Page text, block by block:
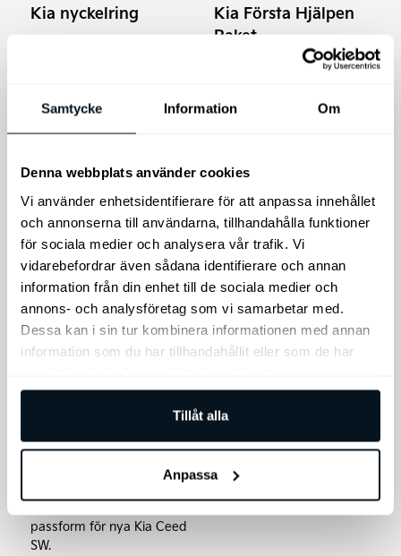
Samtycke Information Om
Denna webbplats använder cookies
Vi använder enhetsidentifierare för att anpassa innehållet
och annonserna till användarna, tillhandahålla funktioner
för sociala medier och analysera vår trafik. Vi
vidarebefordrar även sådana identifierare och annan
information från din enhet till de sociala medier och
annons- och analysföretag som vi samarbetar med.
Dessa kan i sin tur kombinera informationen med annan
information som du har tillhandahållit eller som de har
Tillåt alla
Anpassa
Kia nyckelring
85kr
Lägg till i varukorg
Kia Första Hjälpen
Paket
Kia Safety Bag - var
framme.
Lägg till i varukorg
Bagagematta, plast
Skydda bagageutrymmet
passform för nya Kia Ceed
SW.
Variobarrier HR S